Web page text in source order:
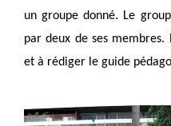
un groupe donné. Le
par deux de ses
et à rédiger le guide